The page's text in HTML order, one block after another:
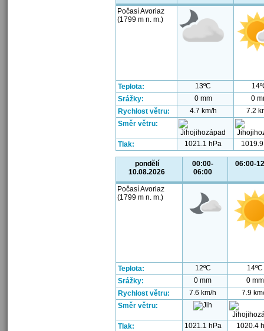
Počasí Avoriaz
(1799 m n. m.)
Teplota: 13ºC
Srážky:
0 mm
0
Rychlost větru:
4.7 km/h
7.2
Směr větru:
Tlak: 1021.1 hPa
pondělí
10.08.2026
00:00-
06:00
06:00-
Počasí Avoriaz
(1799 m n. m.)
Teplota: 12ºC
14ºC
Srážky:
0 mm
0 mm
Rychlost větru:
7.6 km/h
7.9
Směr větru:
Tlak: 1021.1 hPa 1020.4